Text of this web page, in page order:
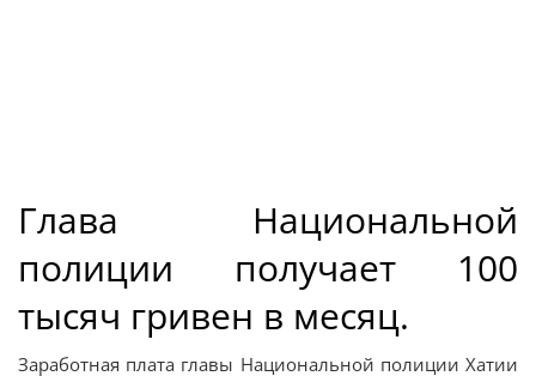
Глава Национальной
полиции получает 100
тысяч гривен в месяц.
Заработная плата главы Национальной полиции Хатии